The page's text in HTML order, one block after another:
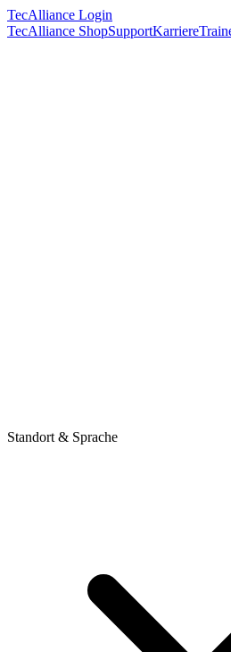
TecAlliance Login
TecAlliance ShopSupportKarriere
Standort & Sprache